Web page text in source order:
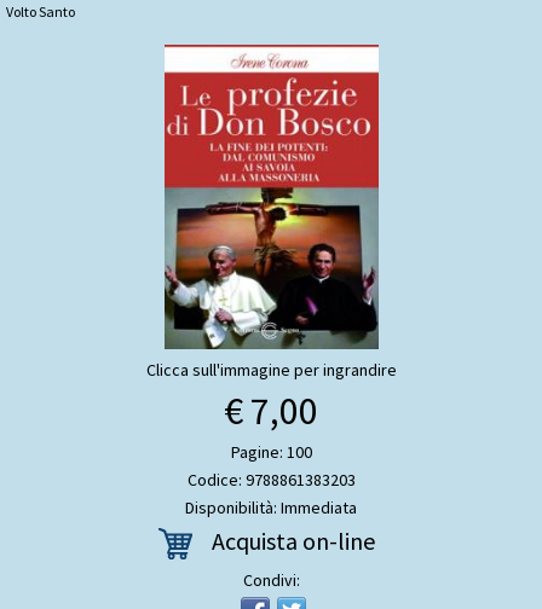
Volto Santo
Clicca sull'immagine per ingrandire
€ 7,00
Pagine: 100
Codice: 9788861383203
Disponibilità: Immediata
Acquista on-line
Condivi: